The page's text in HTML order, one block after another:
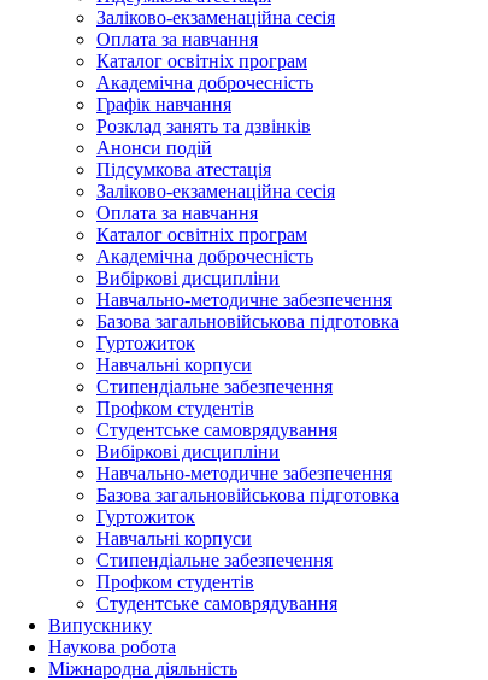
Заліково-екзаменаційна сесія
Оплата за навчання
Каталог освітніх програм
Академічна доброчесність
Графік навчання
Розклад занять та дзвінків
Анонси подій
Підсумкова атестація
Заліково-екзаменаційна сесія
Оплата за навчання
Каталог освітніх програм
Академічна доброчесність
Вибіркові дисципліни
Навчально-методичне забезпечення
Базова загальновійськова підготовка
Гуртожиток
Навчальні корпуси
Стипендіальне забезпечення
Профком студентів
Студентське самоврядування
Вибіркові дисципліни
Навчально-методичне забезпечення
Базова загальновійськова підготовка
Гуртожиток
Навчальні корпуси
Стипендіальне забезпечення
Профком студентів
Студентське самоврядування
Випускнику
Наукова робота
Міжнародна діяльність